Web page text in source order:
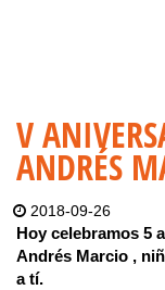
V
ANDRÉS
2018-09-26
Hoy celebramos 5
Andrés Marcio ,
a tí.